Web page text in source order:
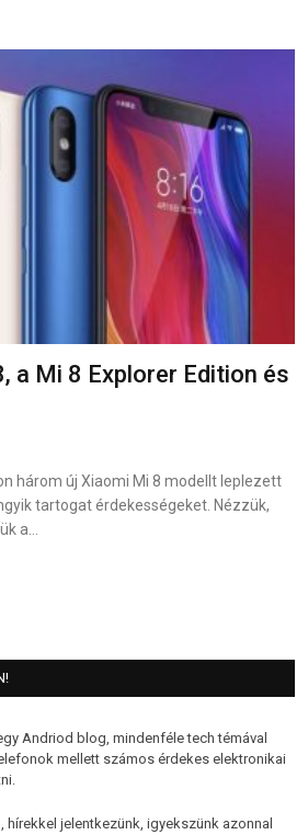
a Mi 8 Explorer Edition és
három új Xiaomi Mi 8 modellt leplezett
tartogat érdekességeket. Nézzük,
a…
Andriod blog, mindenféle tech témával
mellett számos érdekes elektronikai
jelentkezünk, igyekszünk azonnal